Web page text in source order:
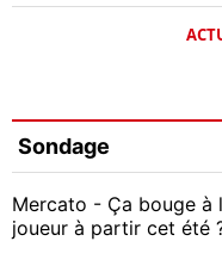
Sondage
Mercato - Ça bouge à
joueur à partir cet été